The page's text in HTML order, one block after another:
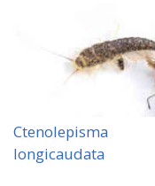
Ctenolepisma
longicaudata